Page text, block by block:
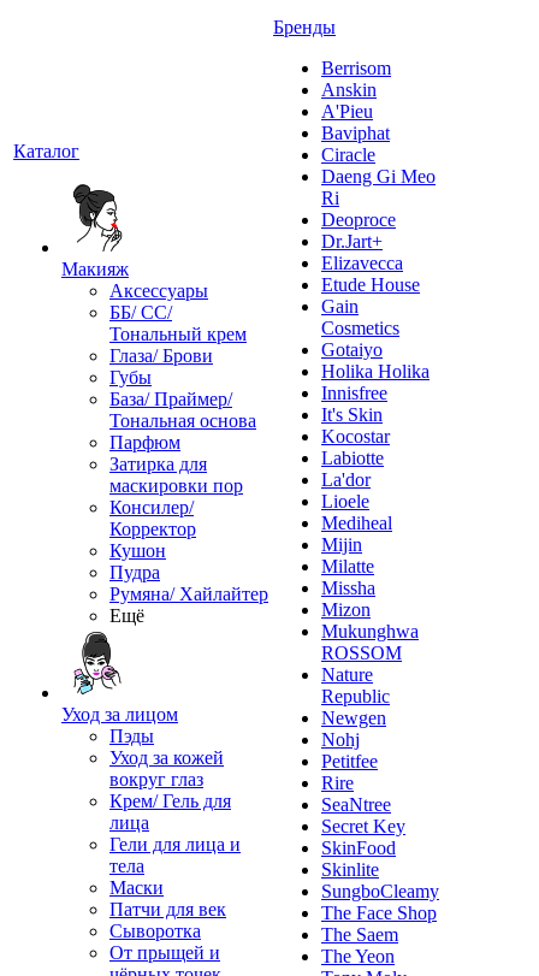
Каталог
Макияж
Аксессуары
ББ/ СС/
Тональный крем
Глаза/ Брови
Губы
База/ Праймер/
Тональная основа
Парфюм
Затирка для
маскировки пор
Консилер/
Корректор
Кушон
Пудра
Румяна/ Хайлайтер
Ещё
Уход за лицом
Пэды
Уход за кожей
вокруг глаз
Крем/ Гель для
лица
Гели для лица и
тела
Маски
Патчи для век
Сыворотка
От прыщей и
Бренды
Berrisom
Anskin
A'Pieu
Baviphat
Ciracle
Daeng Gi Meo
Ri
Deoproce
Dr.Jart+
Elizavecca
Etude House
Gain
Cosmetics
Gotaiyo
Holika Holika
Innisfree
It's Skin
Kocostar
Labiotte
La'dor
Lioele
Mediheal
Mijin
Milatte
Missha
Mizon
Mukunghwa
ROSSOM
Nature
Republic
Newgen
Nohj
Petitfee
Rire
SeaNtree
Secret Key
SkinFood
Skinlite
SungboCleamy
The Face Shop
The Saem
The Yeon